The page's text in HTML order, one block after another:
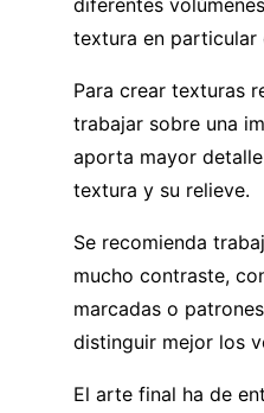
textura en particular
Para crear texturas
trabajar sobre una
aporta mayor
textura y su relieve.
Se recomienda
mucho contraste,
marcadas o
distinguir mejor los
El arte final ha de